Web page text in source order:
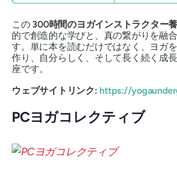
この 300時間のヨガインストラクター養
的で創造的な学びと、真の繋がりを融
す。単に本を読むだけではなく、ヨガ
作り、自分らしく、そして長く続く成
座です。
ウェブサイトリンク: https://
PCヨガコレクティブ